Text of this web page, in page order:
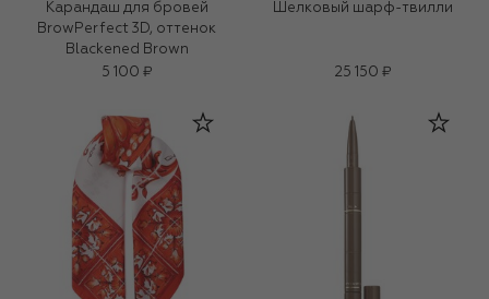
Карандаш для бровей
BrowPerfect 3D, оттенок
Blackened Brown
5 100 ₽
Шелковый шарф-твилли
25 150 ₽